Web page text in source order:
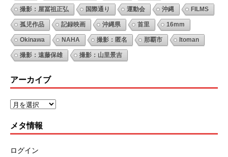
撮影：屋冨祖正弘 国際通り 運動会 沖縄 FILMS
孤児作品 記録映画 沖縄県 首里 16mm
Okinawa NAHA 撮影：匿名 那覇市 Itoman
撮影：遠藤保雄 撮影：山里景吉
アーカイブ
メタ情報
ログイン